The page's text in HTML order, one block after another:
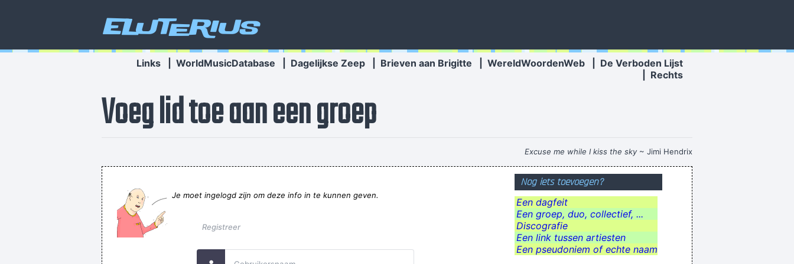
Eluterius
Links WorldMusicDatabase Dagelijkse Zeep Brieven aan Brigitte WereldWoordenWeb
De Verboden Lijst
Rechts
Voeg lid toe aan een groep
Excuse me while I kiss the sky ~ Jimi Hendrix
Строительная организация - это одна из ведущих строительных организаций, оперирующих на рынке строительства в России. Она осуществляет
специализацию н
I have more trust in a dead fkn gnu than i have in stinking evil lying wankstain cnt johnson
de pul bij het handvat nemen
Mario èt ne Mexicano!
Mijn neus nam vroeger bijna 30% van een foto in
Je moet ingelogd zijn om deze info in te kunnen geven.
Registreer
Nog iets toevoegen?
Een dagfeit
Een groep, duo, collectief, ...
Discografie
Een link tussen artiesten
Een pseudoniem of echte naam